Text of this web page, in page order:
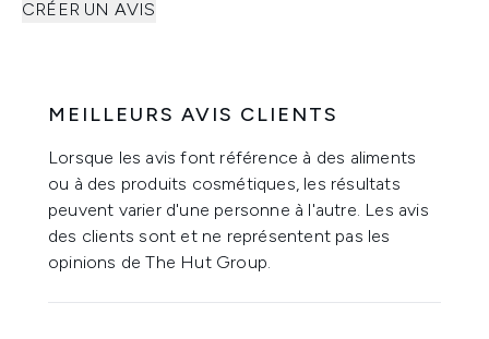
CRÉER UN AVIS
MEILLEURS AVIS CLIENTS
Lorsque les avis font référence à des aliments
ou à des produits cosmétiques, les résultats
peuvent varier d'une personne à l'autre. Les avis
des clients sont et ne représentent pas les
opinions de The Hut Group.